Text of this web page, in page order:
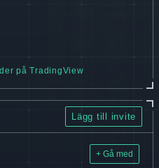
på TradingView
Lägg till invite
+ Gå med